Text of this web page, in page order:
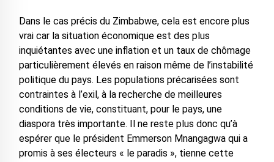
Dans le cas précis du Zimbabwe, cela est encore plus
vrai car la situation économique est des plus
inquiétantes avec une inflation et un taux de chômage
particulièrement élevés en raison même de l’instabilité
politique du pays. Les populations précarisées sont
contraintes à l’exil, à la recherche de meilleures
conditions de vie, constituant, pour le pays, une
diaspora très importante. Il ne reste plus donc qu’à
espérer que le président Emmerson Mnangagwa qui a
promis à ses électeurs « le paradis », tienne cette